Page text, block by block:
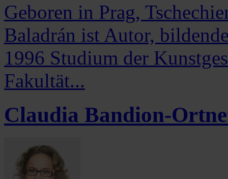
Geboren in Prag,
Baladrán ist Autor,
1996 Studium der
Fakultät...
Claudia Bandion-